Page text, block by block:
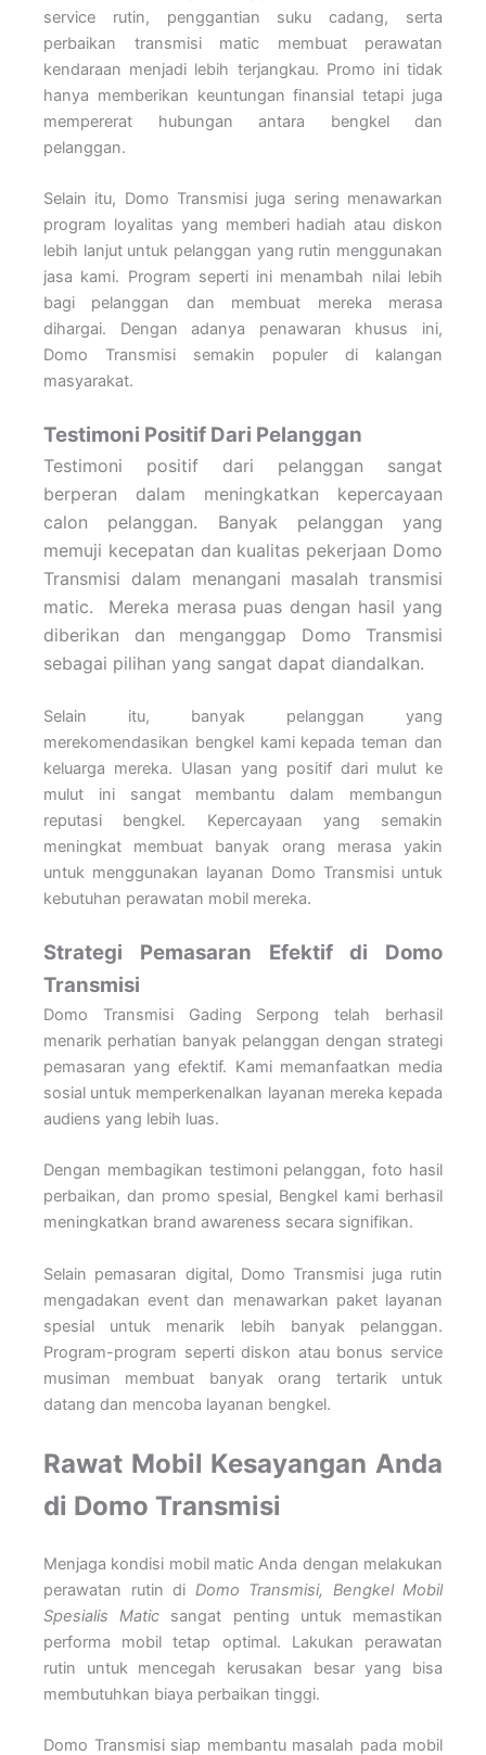
service rutin, penggantian suku cadang, serta
perbaikan transmisi matic membuat perawatan
kendaraan menjadi lebih terjangkau. Promo ini tidak
hanya memberikan keuntungan finansial tetapi juga
mempererat hubungan antara bengkel dan
pelanggan.
Selain itu, Domo Transmisi juga sering menawarkan
program loyalitas yang memberi hadiah atau diskon
lebih lanjut untuk pelanggan yang rutin menggunakan
jasa kami. Program seperti ini menambah nilai lebih
bagi pelanggan dan membuat mereka merasa
dihargai. Dengan adanya penawaran khusus ini,
Domo Transmisi semakin populer di kalangan
masyarakat.
Testimoni Positif Dari Pelanggan
Testimoni positif dari pelanggan sangat
berperan dalam meningkatkan kepercayaan
calon pelanggan. Banyak pelanggan yang
memuji kecepatan dan kualitas pekerjaan Domo
Transmisi dalam menangani masalah transmisi
matic. Mereka merasa puas dengan hasil yang
diberikan dan menganggap Domo Transmisi
sebagai pilihan yang sangat dapat diandalkan.
Selain itu, banyak pelanggan yang
merekomendasikan bengkel kami kepada teman dan
keluarga mereka. Ulasan yang positif dari mulut ke
mulut ini sangat membantu dalam membangun
reputasi bengkel. Kepercayaan yang semakin
meningkat membuat banyak orang merasa yakin
untuk menggunakan layanan Domo Transmisi untuk
kebutuhan perawatan mobil mereka.
Strategi Pemasaran Efektif di Domo
Transmisi
Domo Transmisi Gading Serpong telah berhasil
menarik perhatian banyak pelanggan dengan strategi
pemasaran yang efektif. Kami memanfaatkan media
sosial untuk memperkenalkan layanan mereka kepada
audiens yang lebih luas.
Dengan membagikan testimoni pelanggan, foto hasil
perbaikan, dan promo spesial, Bengkel kami berhasil
meningkatkan brand awareness secara signifikan.
Selain pemasaran digital, Domo Transmisi juga rutin
mengadakan event dan menawarkan paket layanan
spesial untuk menarik lebih banyak pelanggan.
Program-program seperti diskon atau bonus service
musiman membuat banyak orang tertarik untuk
datang dan mencoba layanan bengkel.
Rawat Mobil Kesayangan Anda
di Domo Transmisi
Menjaga kondisi mobil matic Anda dengan melakukan
perawatan rutin di Domo Transmisi, Bengkel Mobil
Spesialis Matic sangat penting untuk memastikan
performa mobil tetap optimal. Lakukan perawatan
rutin untuk mencegah kerusakan besar yang bisa
membutuhkan biaya perbaikan tinggi.
Domo Transmisi siap membantu masalah pada mobil